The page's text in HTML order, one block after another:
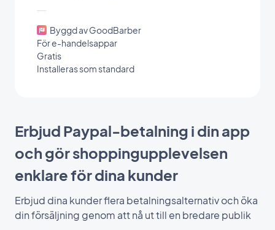
Byggd av GoodBarber
För e-handelsappar
Gratis
Installeras som standard
Erbjud Paypal-betalning i din app
och gör shoppingupplevelsen
enklare för dina kunder
Erbjud dina kunder flera betalningsalternativ och öka
din försäljning genom att nå ut till en bredare publik